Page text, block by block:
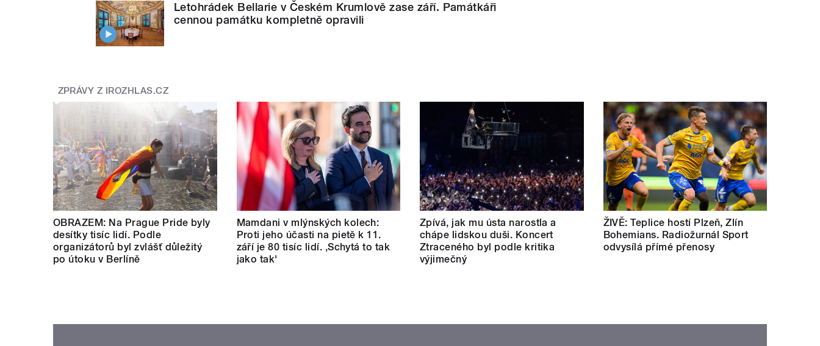
Letohrádek Bellarie v Českém Krumlově zase září. Památkáři
cennou památku kompletně opravili
ZPRÁVY Z IROZHLAS.CZ
OBRAZEM: Na Prague Pride byly
desítky tisíc lidí. Podle
organizátorů byl zvlášť důležitý
po útoku v Berlíně
Mamdani v mlýnských kolech:
Proti jeho účasti na pietě k 11.
září je 80 tisíc lidí. ‚Schytá to tak
jako tak'
Zpívá, jak mu ústa narostla a
chápe lidskou duši. Koncert
Ztraceného byl podle kritika
výjimečný
ŽIVĚ: Teplice hostí Plzeň, Zlín
Bohemians. Radiožurnál Sport
odvysílá přímé přenosy